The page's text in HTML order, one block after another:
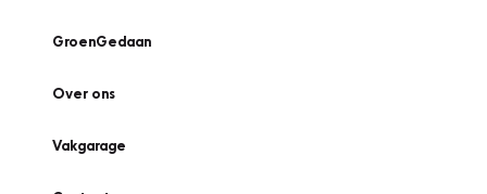
GroenGedaan
Over ons
Vakgarage